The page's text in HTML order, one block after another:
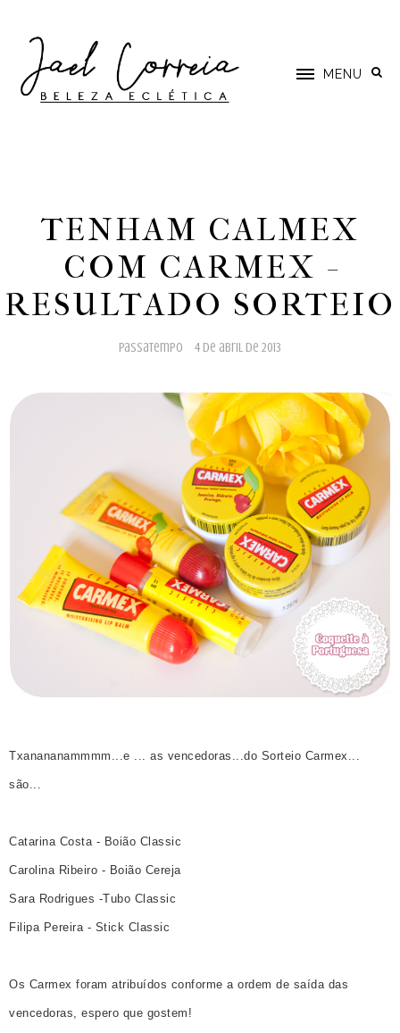
MENU
TENHAM CALMEX
COM CARMEX -
RESULTADO SORTEIO
passatempo 4 de abril de 2013
Txanananammmm...e ... as vencedoras...do Sorteio Carmex...
são...
Catarina Costa - Boião Classic
Carolina Ribeiro - Boião Cereja
Sara Rodrigues -Tubo Classic
Filipa Pereira - Stick Classic
Os Carmex foram atribuídos conforme a ordem de saída das
vencedoras, espero que gostem!